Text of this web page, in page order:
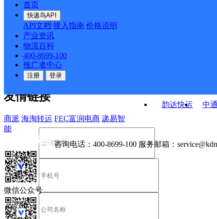
首页
快递鸟API
API文档 接入指南 价格说明
产业资讯
物流百科
400-8699-100
推广者中心
注册 登录
韵达快运
中
API接口 DEMO下载
关于我们
公司介绍 企业动态
合作伙伴 快递鸟接口服务协议
户隐私政策
友情链接
商派 海淘转运 FEC富润电商 递易智
能
咨询电话： 400-8699-100 服务邮箱：
微信公众号